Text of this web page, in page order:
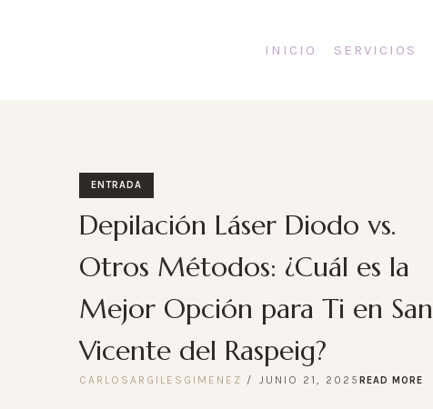
INICIO SERVICIOS
ENTRADA
Depilación Láser Diodo vs.
Otros Métodos: ¿Cuál es la
Mejor Opción para Ti en San
Vicente del Raspeig?
CARLOSARGILESGIMENEZ JUNIO 21, 2025READ MORE